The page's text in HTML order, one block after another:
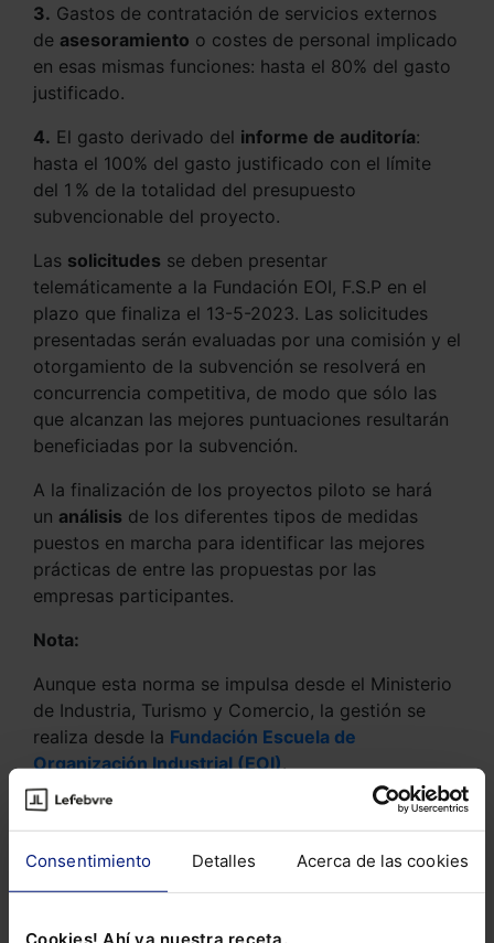
Consentimiento Detalles Acerca de las cookies
Cookies! Ahí va nuestra receta.
3. Gastos de contratación de servicios externos
de asesoramiento o costes de personal implicado
en esas mismas funciones: hasta el 80% del gasto
justificado.
4. El gasto derivado del informe de auditoría:
hasta el 100% del gasto justificado con el límite
del 1 % de la totalidad del presupuesto
subvencionable del proyecto.
Las solicitudes se deben presentar
telemáticamente a la Fundación EOI, F.S.P en el
plazo que finaliza el 13-5-2023. Las solicitudes
presentadas serán evaluadas por una comisión y el
otorgamiento de la subvención se resolverá en
concurrencia competitiva, de modo que sólo las
que alcanzan las mejores puntuaciones resultarán
beneficiadas por la subvención.
A la finalización de los proyectos piloto se hará
un análisis de los diferentes tipos de medidas
puestos en marcha para identificar las mejores
prácticas de entre las propuestas por las
empresas participantes.
Nota:
Aunque esta norma se impulsa desde el Ministerio
de Industria, Turismo y Comercio, la gestión se
realiza desde la Fundación Escuela de
Organización Industrial (EOI).
Extracto Resol 11-4-23, BOE 13-4-23